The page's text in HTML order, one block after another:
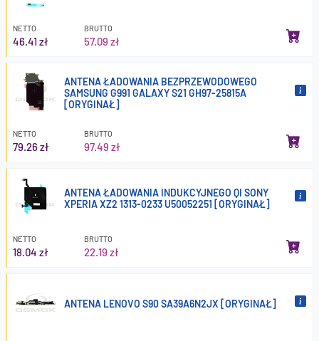
NETTO
46.41 zł
BRUTTO
57.09 zł
ANTENA ŁADOWANIA BEZPRZEWODOWEGO
SAMSUNG G991 GALAXY S21 GH97-25815A
[ORYGINAŁ]
NETTO
79.26 zł
BRUTTO
97.49 zł
ANTENA ŁADOWANIA INDUKCYJNEGO QI SONY
XPERIA XZ2 1313-0233 U50052251 [ORYGINAŁ]
NETTO
18.04 zł
BRUTTO
22.19 zł
ANTENA LENOVO S90 SA39A6N2JX [ORYGINAŁ]